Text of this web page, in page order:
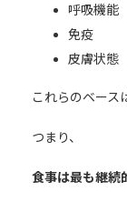
呼吸機能
免疫
皮膚状態
これらのベース
つまり、
食事は最も継続